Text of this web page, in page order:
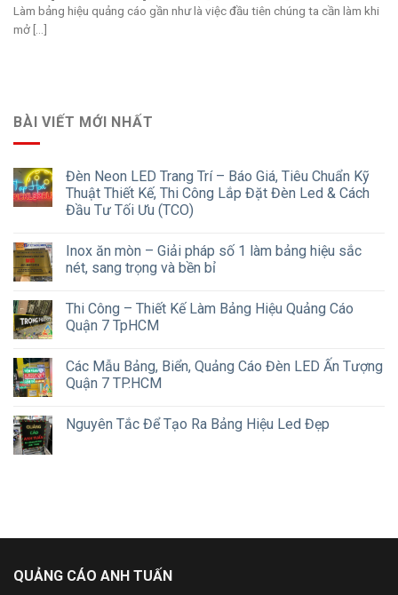
Làm bảng hiệu quảng cáo gần như là việc đầu tiên chúng ta cần làm khi
mở [...]
BÀI VIẾT MỚI NHẤT
Đèn Neon LED Trang Trí – Báo Giá, Tiêu Chuẩn Kỹ
Thuật Thiết Kế, Thi Công Lắp Đặt Đèn Led & Cách
Đầu Tư Tối Ưu (TCO)
Inox ăn mòn – Giải pháp số 1 làm bảng hiệu sắc
nét, sang trọng và bền bỉ
Thi Công – Thiết Kế Làm Bảng Hiệu Quảng Cáo
Quận 7 TpHCM
Các Mẫu Bảng, Biển, Quảng Cáo Đèn LED Ấn Tượng
Quận 7 TP.HCM
Nguyên Tắc Để Tạo Ra Bảng Hiệu Led Đẹp
QUẢNG CÁO ANH TUẤN